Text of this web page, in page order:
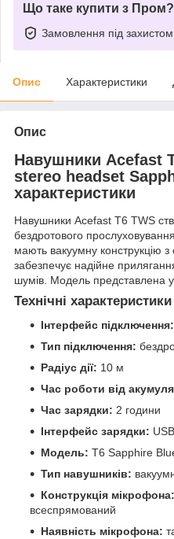
Що таке купити з Пром?
Замовлення під захистом
Опис Характеристики
Опис
Навушники Acefast
stereo headset
характеристики
Навушники Acefast T6 TWS
бездротового
мають вакуумну конструкцію
забезпечує надійне
шумів. Модель представлена
Технічні
Інтерфейс підключення:
Тип підключення:
Радіус дії: 10 м
Час роботи від
Час зарядки: 2 години
Інтерфейс зарядки:
Модель: T6 Sapphire
Тип навушників:
Конструкція мікрофона:
всеспрямований
Наявність мікрофона: